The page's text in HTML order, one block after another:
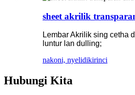
sheet akrilik
Lembar Akrilik sing cetha
luntur lan dulling;
nakoni, nyelidikirinci
Hubungi Kita